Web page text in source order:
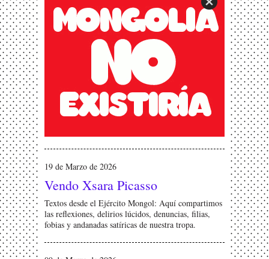
19 de Marzo de 2026
Vendo Xsara Picasso
Textos desde el Ejército Mongol: Aquí compartimos
las reflexiones, delirios lúcidos, denuncias, filias,
fobias y andanadas satíricas de nuestra tropa.